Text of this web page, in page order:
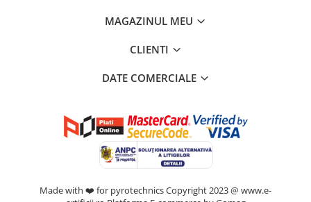
MAGAZINUL MEU
CLIENTI
DATE COMERCIALE
Made with ❤️ for pyrotechnics Copyright 2023 @ www.e-